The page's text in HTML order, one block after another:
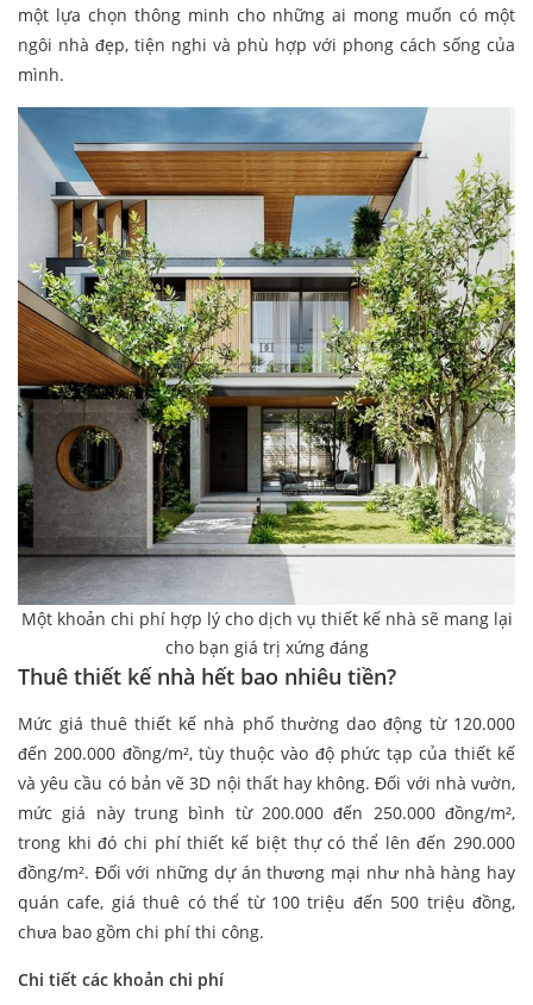
một lựa chọn thông minh cho những ai mong muốn có một
ngôi nhà đẹp, tiện nghi và phù hợp với phong cách sống của
mình.
Một khoản chi phí hợp lý cho dịch vụ thiết kế nhà sẽ mang lại
cho bạn giá trị xứng đáng
Thuê thiết kế nhà hết bao nhiêu tiền?
Mức giá thuê thiết kế nhà phố thường dao động từ 120.000
đến 200.000 đồng/m², tùy thuộc vào độ phức tạp của thiết kế
và yêu cầu có bản vẽ 3D nội thất hay không. Đối với nhà vườn,
mức giá này trung bình từ 200.000 đến 250.000 đồng/m²,
trong khi đó chi phí thiết kế biệt thự có thể lên đến 290.000
đồng/m². Đối với những dự án thương mại như nhà hàng hay
quán cafe, giá thuê có thể từ 100 triệu đến 500 triệu đồng,
chưa bao gồm chi phí thi công.
Chi tiết các khoản chi phí